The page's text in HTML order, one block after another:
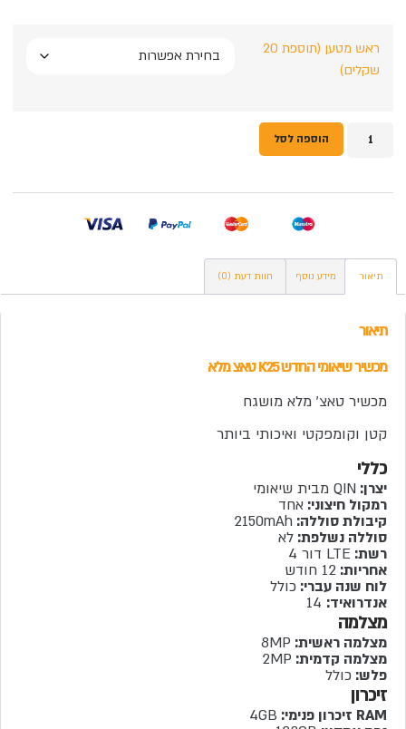
ראש מטען (תוספת 20
שקלים)
הוספה לסל
תיאור מידע נוסף חוות דעת (0)
תיאור
מכשיר שיאומי החדש K25 טאצ מלא
מכשיר טאצ' מלא מושגח
קטן וקומפקטי ואיכותי ביותר
כללי
יצרן: QIN מבית שיאומי
רמקול חיצוני: אחד
קיבולת סוללה: 2150mAh
סוללה נשלפת: לא
רשת: LTE דור 4
אחריות: 12 חודש
לוח שנה עברי: כולל
אנדרואיד:14
מצלמה
מצלמה ראשית: 8MP
מצלמה קדמית: 2MP
פלש: כולל
זיכרון
RAM זיכרון פנימי:
4GB